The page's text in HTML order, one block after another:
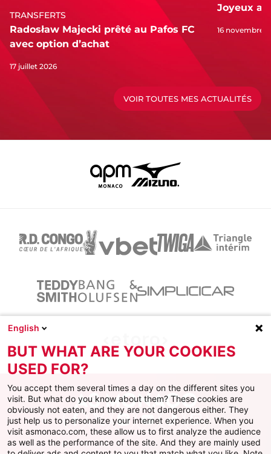
TRANSFERTS
Radosław Majecki prêté au Pafos FC
avec option d’achat
17 juillet 2026
Joyeux
16 novembre
VOIR TOUTES MES ACTUALITÉS
Facebook
X Instagram
YoutubeTikTokTwitch
English
BUT WHAT ARE YOUR COOKIES
USED FOR?
You accept them several times a day on the different sites you
visit. But what do you know about them? These cookies are
obviously not eaten, and they are not dangerous either. They
just help us to personalize your internet experience. When you
visit asmonaco.com, these allow us to first analyze the audience
as well as the performance of the site. And they are mainly used